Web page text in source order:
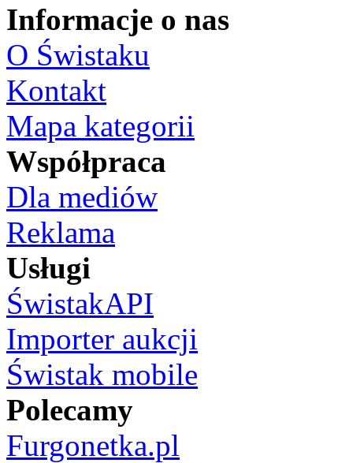
Informacje o nas
O Świstaku
Kontakt
Mapa kategorii
Współpraca
Dla mediów
Reklama
Usługi
ŚwistakAPI
Importer aukcji
Świstak mobile
Polecamy
Furgonetka.pl